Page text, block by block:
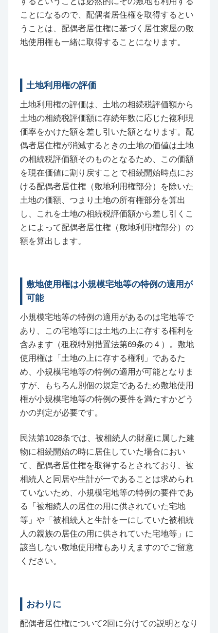
ことになるので、配偶者居住権を取得するとい
うことは、配偶者居住権に基づく居住家屋の敷
地使用権も一緒に取得することになります。
土地利用権の評価
土地利用権の評価は、土地の相続税評価額から
土地の相続税評価額に存続年数に応じた複利現
価率をかけた額を差し引いた額となります。配
偶者居住権が消滅するときの土地の価値は土地
の相続税評価額そのものとなるため、この価額
を現在価値に割り戻すことで相続開始時点にお
ける配偶者居住権（敷地利用権部分）を除いた
土地の価額、つまり土地の所有権部分を算出
し、これを土地の相続税評価額から差し引くこ
とによって配偶者居住権（敷地利用権部分）の
額を算出します。
敷地使用権は小規模宅地等の特例の適用が
可能
小規模宅地等の特例の適用があるのは宅地等で
あり、この宅地等には土地の上に存する権利を
含みます（租税特別措置法第69条の４）。敷地
使用権は「土地の上に存する権利」であるた
め、小規模宅地等の特例の適用が可能となりま
すが、もちろん別個の規定であるため敷地使用
権が小規模宅地等の特例の要件を満たすかどう
かの判定が必要です。
民法第1028条では、被相続人の財産に属した建
物に相続開始の時に居住していた場合におい
て、配偶者居住権を取得するとされており、被
相続人と同居や生計が一であることは求められ
ていないため、小規模宅地等の特例の要件であ
る「被相続人の居住の用に供されていた宅地
等」や「被相続人と生計を一にしていた被相続
人の親族の居住の用に供されていた宅地等」に
該当しない敷地使用権もありえますのでご留意
ください。
おわりに
配偶者居住権について2回に分けての説明となり